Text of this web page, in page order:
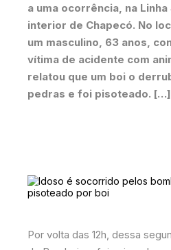
a uma ocorrência, na Linha
interior de Chapecó. No
um masculino, 63 anos,
vítima de acidente com
relatou que um boi o
pedras e foi pisoteado. […]
Por volta das 12h, dessa